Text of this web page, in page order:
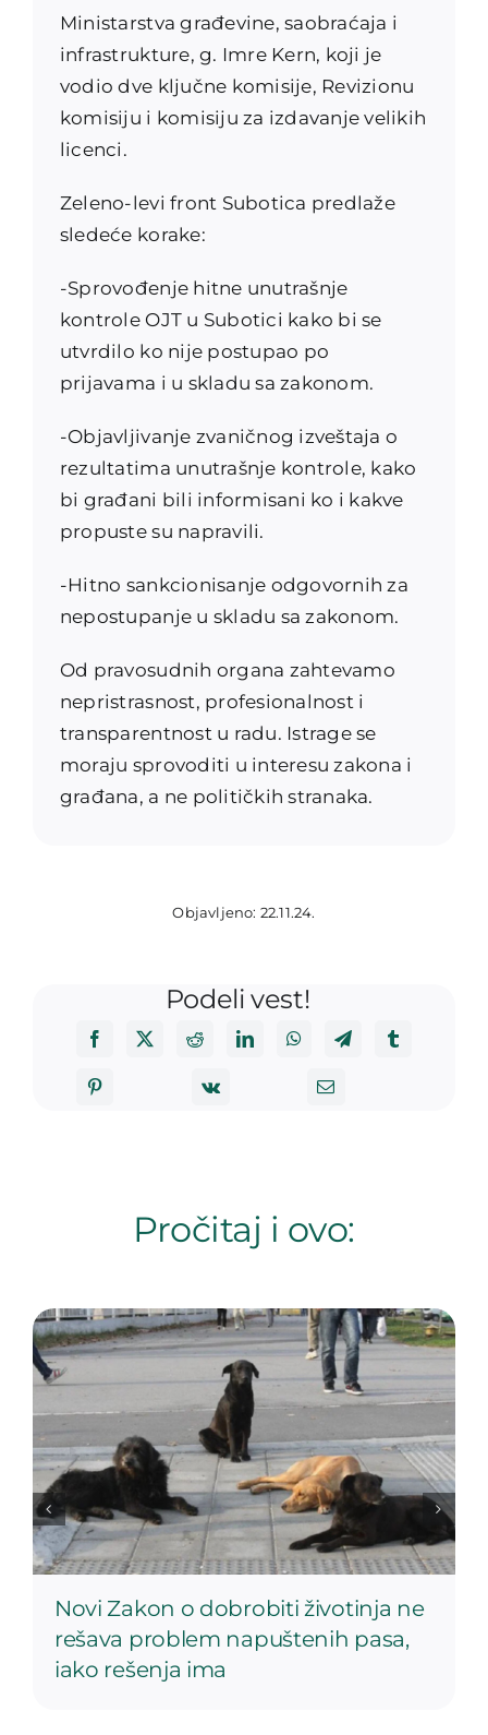
Ministarstva građevine, saobraćaja i
infrastrukture, g. Imre Kern, koji je
vodio dve ključne komisije, Revizionu
komisiju i komisiju za izdavanje velikih
licenci.
Zeleno-levi front Subotica predlaže
sledeće korake:
-Sprovođenje hitne unutrašnje
kontrole OJT u Subotici kako bi se
utvrdilo ko nije postupao po
prijavama i u skladu sa zakonom.
-Objavljivanje zvaničnog izveštaja o
rezultatima unutrašnje kontrole, kako
bi građani bili informisani ko i kakve
propuste su napravili.
-Hitno sankcionisanje odgovornih za
nepostupanje u skladu sa zakonom.
Od pravosudnih organa zahtevamo
nepristrasnost, profesionalnost i
transparentnost u radu. Istrage se
moraju sprovoditi u interesu zakona i
građana, a ne političkih stranaka.
Objavljeno: 22.11.24.
Podeli vest!
Pročitaj i ovo:
Novi Zakon o dobrobiti životinja ne
rešava problem napuštenih pasa,
iako rešenja ima